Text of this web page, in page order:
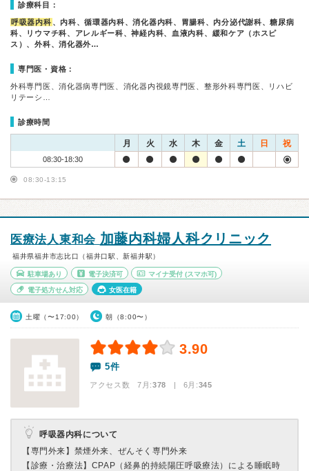
診療科目：
呼吸器内科 、内科、循環器内科、消化器内科、胃腸科、内分泌代謝科、糖尿病
科、リウマチ科、アレルギー科、神経内科、血液内科、緩和ケア（ホスピ
ス）、外科、消化器外…
専門医・資格：
外科専門医、消化器病専門医、消化器内視鏡専門医、整形外科専門医、リハビ
リテーシ…
診療時間
月 火 水 木 金 土 日 祝
08:30-18:30
08:30-13:15
医療法人東和会 加藤内科婦人科クリニック
福井県福井市志比口（福井口駅、新福井駅）
駐車場あり 電子決済可 マイナ受付 (スマホ可)
電子処方せん対応 女医在籍
土曜（〜17:00） 朝（8:00〜）
3.90
5件
アクセス数 7月:378 | 6月:345
呼吸器内科について
【専門外来】 禁煙外来、ぜんそく専門外来
【診療・治療法】 CPAP（経鼻的持続陽圧呼吸療法）による睡眠時